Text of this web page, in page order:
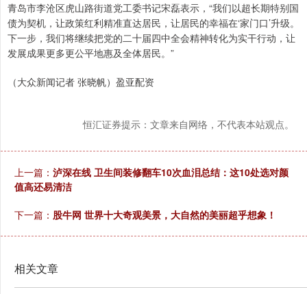
青岛市李沧区虎山路街道党工委书记宋磊表示，“我们以超长期特别国
债为契机，让政策红利精准直达居民，让居民的幸福在‘家门口’升级。
下一步，我们将继续把党的二十届四中全会精神转化为实干行动，让
发展成果更多更公平地惠及全体居民。”
（大众新闻记者 张晓帆）盈亚配资
恒汇证券提示：文章来自网络，不代表本站观点。
上一篇： 泸深在线 卫生间装修翻车10次血泪总结：这10处选对颜
值高还易清洁
下一篇： 股牛网 世界十大奇观美景，大自然的美丽超乎想象！
相关文章